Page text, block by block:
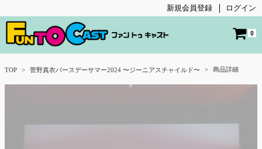
新規会員登録 ログイン
0
TOP 菅野真衣バースデーサマー2024 〜ジーニアスチャイルド〜 商品詳細